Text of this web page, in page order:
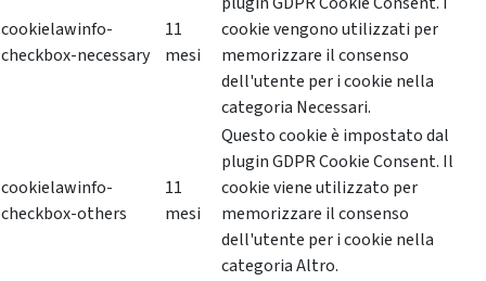
cookielawinfo-
checkbox-necessary
11
mesi
cookie vengono utilizzati per
memorizzare il consenso
dell'utente per i cookie nella
categoria Necessari.
cookielawinfo-
checkbox-others
11
mesi
Questo cookie è impostato dal
plugin GDPR Cookie Consent. Il
cookie viene utilizzato per
memorizzare il consenso
dell'utente per i cookie nella
categoria Altro.